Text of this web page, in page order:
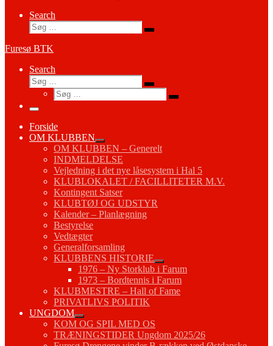
Search
Søg
Søg
Furesø BTK
Search
Søg
Søg
Søg
Søg
Menu
Forside
OM KLUBBEN
OM KLUBBEN – Generelt
INDMELDELSE
Vejledning i det nye låsesystem i Hal 5
KLUBLOKALET / FACILLITETER M.V.
Kontingent Satser
KLUBTØJ OG UDSTYR
Kalender – Planlægning
Bestyrelse
Vedtægter
Generalforsamling
KLUBBENS HISTORIE
1976 – Ny Storklub i Farum
1973 – Bordtennis i Farum
KLUBMESTRE – Hall of Fame
PRIVATLIVS POLITIK
UNGDOM
KOM OG SPIL MED OS
TRÆNINGSTIDER Ungdom 2025/26